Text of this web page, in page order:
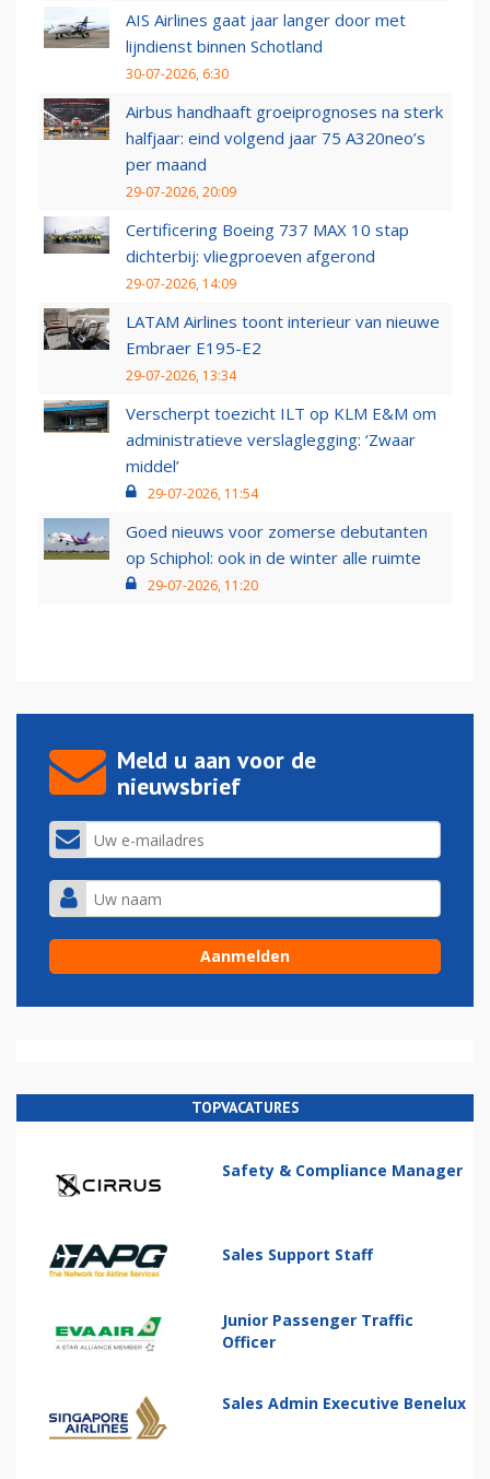
AIS Airlines gaat jaar langer door met
lijndienst binnen Schotland
30-07-2026, 6:30
Airbus handhaaft groeiprognoses na sterk
halfjaar: eind volgend jaar 75 A320neo’s
per maand
29-07-2026, 20:09
Certificering Boeing 737 MAX 10 stap
dichterbij: vliegproeven afgerond
29-07-2026, 14:09
LATAM Airlines toont interieur van nieuwe
Embraer E195-E2
29-07-2026, 13:34
Verscherpt toezicht ILT op KLM E&M om
administratieve verslaglegging: ‘Zwaar
middel’
29-07-2026, 11:54
Goed nieuws voor zomerse debutanten
op Schiphol: ook in de winter alle ruimte
29-07-2026, 11:20
Meld u aan voor de
nieuwsbrief
TOPVACATURES
Safety & Compliance Manager
Sales Support Staff
Junior Passenger Traffic
Officer
Sales Admin Executive Benelux